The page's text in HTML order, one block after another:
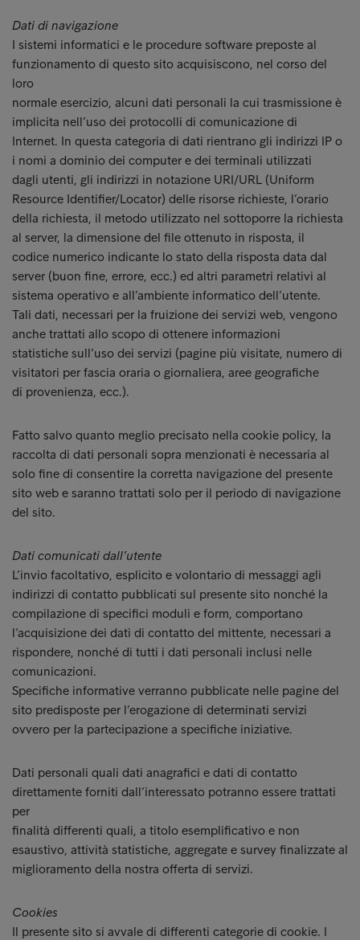
Dati di navigazione
I sistemi informatici e le procedure software preposte al
funzionamento di questo sito acquisiscono, nel corso del
loro
normale esercizio, alcuni dati personali la cui trasmissione è
implicita nell’uso dei protocolli di comunicazione di
Internet. In questa categoria di dati rientrano gli indirizzi IP o
i nomi a dominio dei computer e dei terminali utilizzati
dagli utenti, gli indirizzi in notazione URI/URL (Uniform
Resource Identifier/Locator) delle risorse richieste, l’orario
della richiesta, il metodo utilizzato nel sottoporre la richiesta
al server, la dimensione del file ottenuto in risposta, il
codice numerico indicante lo stato della risposta data dal
server (buon fine, errore, ecc.) ed altri parametri relativi al
sistema operativo e all’ambiente informatico dell’utente.
Tali dati, necessari per la fruizione dei servizi web, vengono
anche trattati allo scopo di ottenere informazioni
statistiche sull’uso dei servizi (pagine più visitate, numero di
visitatori per fascia oraria o giornaliera, aree geografiche
di provenienza, ecc.).
Fatto salvo quanto meglio precisato nella cookie policy, la
raccolta di dati personali sopra menzionati è necessaria al
solo fine di consentire la corretta navigazione del presente
sito web e saranno trattati solo per il periodo di navigazione
del sito.
Dati comunicati dall’utente
L’invio facoltativo, esplicito e volontario di messaggi agli
indirizzi di contatto pubblicati sul presente sito nonché la
compilazione di specifici moduli e form, comportano
l’acquisizione dei dati di contatto del mittente, necessari a
rispondere, nonché di tutti i dati personali inclusi nelle
comunicazioni.
Specifiche informative verranno pubblicate nelle pagine del
sito predisposte per l’erogazione di determinati servizi
ovvero per la partecipazione a specifiche iniziative.
Dati personali quali dati anagrafici e dati di contatto
direttamente forniti dall’interessato potranno essere trattati
per
finalità differenti quali, a titolo esemplificativo e non
esaustivo, attività statistiche, aggregate e survey finalizzate al
miglioramento della nostra offerta di servizi.
Cookies
Il presente sito si avvale di differenti categorie di cookie. I